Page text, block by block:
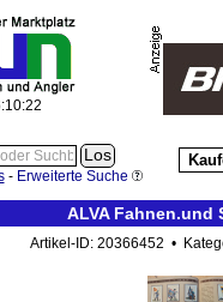
- Erweiterte Suche
ALVA Fahnen.und
Artikel-ID: 20366452 •